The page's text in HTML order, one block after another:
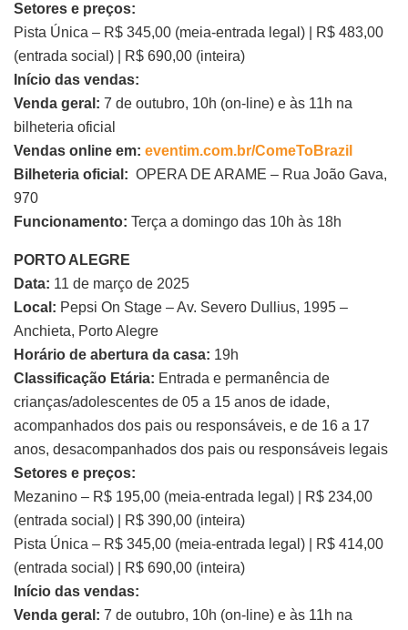
Setores e preços:
Pista Única – R$ 345,00 (meia-entrada legal) | R$ 483,00
(entrada social) | R$ 690,00 (inteira)
Início das vendas:
Venda geral: 7 de outubro, 10h (on-line) e às 11h na
bilheteria oficial
Vendas online em: eventim.com.br/ComeToBrazil
Bilheteria oficial: OPERA DE ARAME – Rua João Gava,
970
Funcionamento: Terça a domingo das 10h às 18h
PORTO ALEGRE
Data: 11 de março de 2025
Local: Pepsi On Stage – Av. Severo Dullius, 1995 –
Anchieta, Porto Alegre
Horário de abertura da casa: 19h
Classificação Etária: Entrada e permanência de
crianças/adolescentes de 05 a 15 anos de idade,
acompanhados dos pais ou responsáveis, e de 16 a 17
anos, desacompanhados dos pais ou responsáveis legais
Setores e preços:
Mezanino – R$ 195,00 (meia-entrada legal) | R$ 234,00
(entrada social) | R$ 390,00 (inteira)
Pista Única – R$ 345,00 (meia-entrada legal) | R$ 414,00
(entrada social) | R$ 690,00 (inteira)
Início das vendas:
Venda geral: 7 de outubro, 10h (on-line) e às 11h na